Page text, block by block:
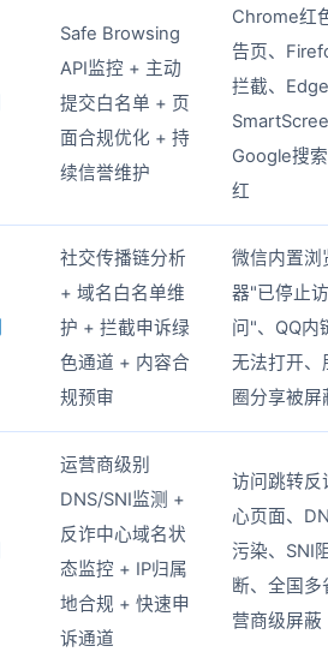
Safe Browsing
API监控 + 主动
提交白名单 + 页
面合规优化 + 持
续信誉维护
Chrome红
告页、
拦截、
Google搜
红
社交传播链分析
+ 域名白名单维
护 + 拦截申诉绿
色通道 + 内容合
规预审
微信内置浏
器"已停止
问"、QQ内
无法打开、
圈分享被屏
运营商级别
DNS/SNI监测 +
反诈中心域名状
态监控 + IP归属
地合规 + 快速申
诉通道
访问跳转反
心页面、
污染、SNI
断、全国多
营商级屏蔽